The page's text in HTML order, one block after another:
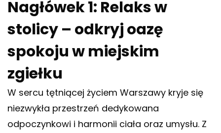
Nagłówek 1: Relaks w
stolicy – odkryj oazę
spokoju w miejskim
zgiełku
W sercu tętniącej życiem Warszawy kryje się
niezwykła przestrzeń dedykowana
odpoczynkowi i harmonii ciała oraz umysłu. Z